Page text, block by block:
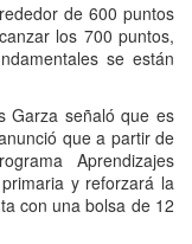
de 600 puntos
los 700 puntos,
se están
Garza señaló que es
que a partir de
Aprendizajes
y reforzará la
con una bolsa de 12